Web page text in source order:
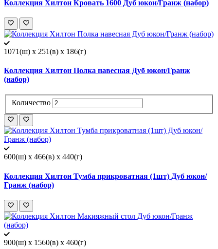
Коллекция Хилтон Кровать 1600 Дуб юкон/Гранж (набор)
1071(ш) x 251(в) x 186(г)
Коллекция Хилтон Полка навесная Дуб юкон/Гранж
(набор)
Количество
600(ш) x 466(в) x 440(г)
Коллекция Хилтон Тумба прикроватная (1шт) Дуб юкон/
Гранж (набор)
900(ш) x 1560(в) x 460(г)